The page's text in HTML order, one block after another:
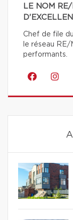
LE NOM
Chef de file
le réseau
performants.